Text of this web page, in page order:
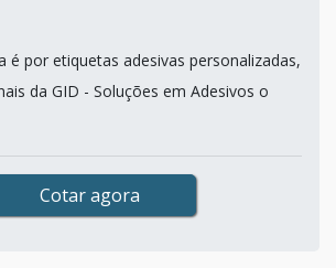
é por etiquetas adesivas personalizadas,
da GID - Soluções em Adesivos o
Cotar agora